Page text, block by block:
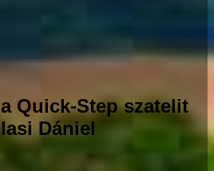
Quick-Step szatelit
Dániel